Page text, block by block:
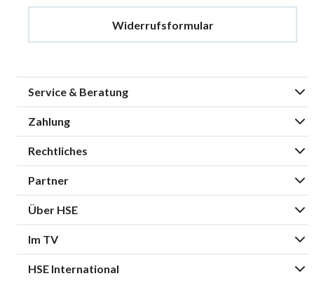
Widerrufsformular
Service & Beratung
Zahlung
Rechtliches
Partner
Über HSE
Im TV
HSE International